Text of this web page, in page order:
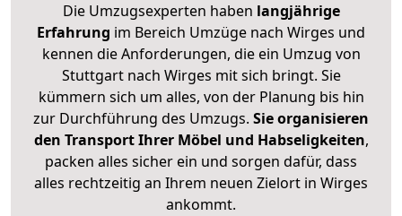
Die Umzugsexperten haben langjährige
Erfahrung im Bereich Umzüge nach Wirges und
kennen die Anforderungen, die ein Umzug von
Stuttgart nach Wirges mit sich bringt. Sie
kümmern sich um alles, von der Planung bis hin
zur Durchführung des Umzugs. Sie organisieren
den Transport Ihrer Möbel und Habseligkeiten,
packen alles sicher ein und sorgen dafür, dass
alles rechtzeitig an Ihrem neuen Zielort in Wirges
ankommt.